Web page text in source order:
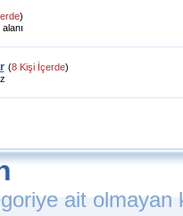
)
(8 Kişi İçerde)
ait olmayan